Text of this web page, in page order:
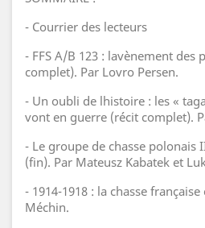
- Courrier des lecteurs
- FFS A/B 123 : lavènement des
complet). Par Lovro Persen.
- Un oubli de lhistoire : les «
vont en guerre (récit complet).
- Le groupe de chasse polonais
(fin). Par Mateusz Kabatek et
- 1914-1918 : la chasse
Méchin.